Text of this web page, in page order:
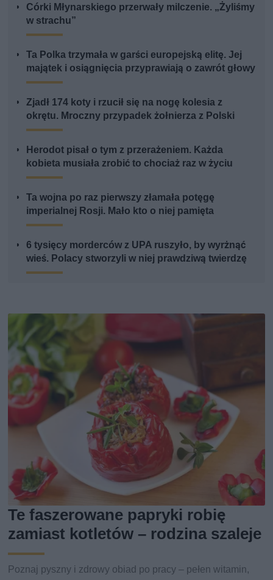
Córki Młynarskiego przerwały milczenie. „Żyliśmy
w strachu”
Ta Polka trzymała w garści europejską elitę. Jej
majątek i osiągnięcia przyprawiają o zawrót głowy
Zjadł 174 koty i rzucił się na nogę kolesia z
okrętu. Mroczny przypadek żołnierza z Polski
Herodot pisał o tym z przerażeniem. Każda
kobieta musiała zrobić to chociaż raz w życiu
Ta wojna po raz pierwszy złamała potęgę
imperialnej Rosji. Mało kto o niej pamięta
6 tysięcy morderców z UPA ruszyło, by wyrżnąć
wieś. Polacy stworzyli w niej prawdziwą twierdzę
Te faszerowane papryki robię
zamiast kotletów – rodzina szaleje
Poznaj pyszny i zdrowy obiad po pracy – pełen witamin,